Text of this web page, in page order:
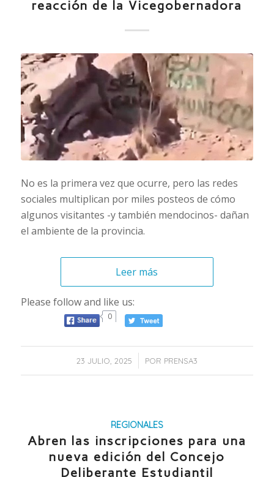
reacción de la Vicegobernadora
No es la primera vez que ocurre, pero las redes
sociales multiplican por miles posteos de cómo
algunos visitantes -y también mendocinos- dañan
el ambiente de la provincia.
Leer más
Please follow and like us:
0
23 JULIO, 2025
/ POR PRENSA3
REGIONALES
Abren las inscripciones para una
nueva edición del Concejo
Deliberante Estudiantil